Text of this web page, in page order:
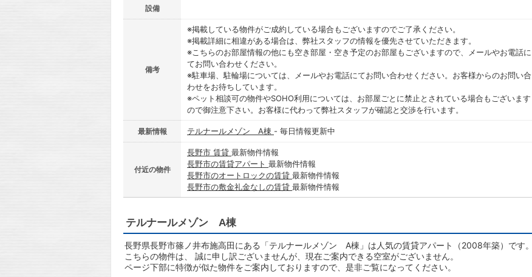
設備
備考
※掲載している物件がご成約している場合もございますのでご了承ください。
※掲載詳細に相違がある場合は、弊社スタッフの情報を優先させていただきます。
※こちらのお部屋情報の他にも空き部屋・空き予定のお部屋もございますので、メールやお電話に
てお問い合わせください。
※駐車場、駐輪場については、メールやお電話にてお問い合わせください。お客様からのお問い合
わせをお待ちしています。
※ペット相談可の物件やSOHO利用については、お部屋ごとに禁止とされている場合もございます
ので御注意下さい。お客様に代わって弊社スタッフが確認と交渉を行います。
最新情報 テルナールメゾン A棟 - 毎日情報更新中
付近の物件
長野市 賃貸 最新物件情報
長野市の賃貸アパート 最新物件情報
長野市のオートロックの賃貸 最新物件情報
長野市の敷金礼金なしの賃貸 最新物件情報
テルナールメゾン A棟
長野県長野市篠ノ井布施高田にある「テルナールメゾン A棟」は人気の賃貸アパート（2008年築）です。
こちらの物件は、 誠に申し訳ございませんが、現在ご案内できる空室がございません。
ページ下部に特徴が似た物件をご案内しておりますので、是非ご覧になってください。